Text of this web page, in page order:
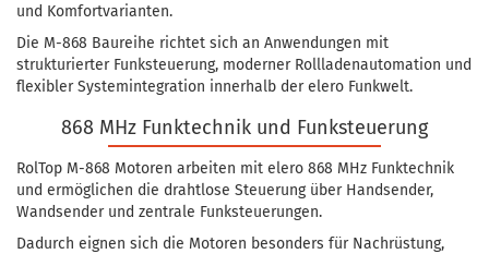
und Komfortvarianten.
Die M-868 Baureihe richtet sich an Anwendungen mit
strukturierter Funksteuerung, moderner Rollladenautomation und
flexibler Systemintegration innerhalb der elero Funkwelt.
868 MHz Funktechnik und Funksteuerung
RolTop M-868 Motoren arbeiten mit elero 868 MHz Funktechnik
und ermöglichen die drahtlose Steuerung über Handsender,
Wandsender und zentrale Funksteuerungen.
Dadurch eignen sich die Motoren besonders für Nachrüstung,